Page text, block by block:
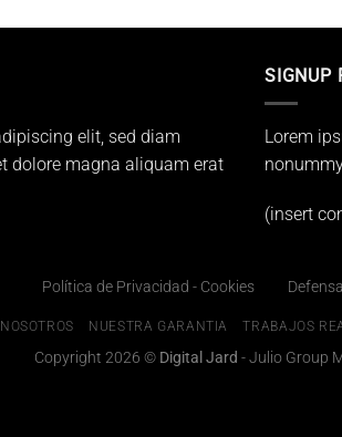
elit, sed diam
dolore magna aliquam erat
SIGNUP
Lorem
(insert
Política de Privacidad - Cookies
NUESTRA GARANTIA TRABAJOS
Copyright 2026 © Digital Jard - Julio Group